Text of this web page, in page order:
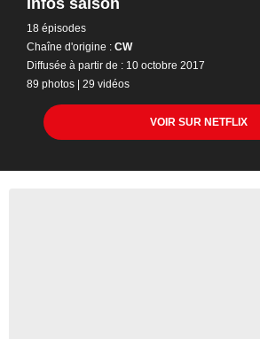
18 épisodes
Chaîne d'origine : CW
Diffusée à partir de : 10 octobre 2017
89 photos | 29 vidéos
VOIR SUR NETFLIX